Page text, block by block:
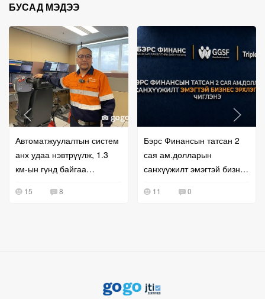
БУСАД МЭДЭЭ
Автоматжуулалтын систем
анх удаа нэвтрүүлж, 1.3
км-ын гүнд байгаа
жолоодож байна
15 8
Бэрс Финансын татсан 2
сая ам.долларын
санхүүжилт эмэгтэй бизнес
11 0